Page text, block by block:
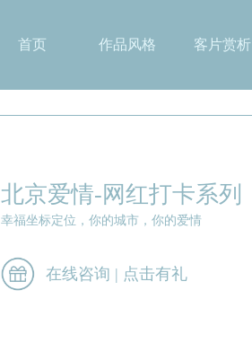
首页 作品风格 客片赏析
北京爱情-网红打卡系列
幸福坐标定位，你的城市，你的爱情
在线咨询 | 点击有礼